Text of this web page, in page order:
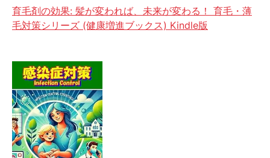
育毛剤の効果: 髪が変われば、未来が変わる！ 育毛・薄
毛対策シリーズ (健康増進ブックス) Kindle版